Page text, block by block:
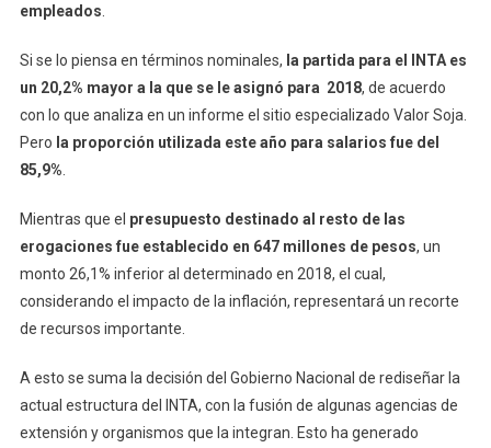
empleados
Si se lo piensa en términos nominales, la partida para el INTA es
un 20,2% mayor a la que se le asignó para 2018, de acuerdo
con lo que analiza en un informe el sitio especializado Valor Soja.
Pero la proporción utilizada este año para salarios fue del
85,9%
Mientras que el presupuesto destinado al resto de las
erogaciones fue establecido en 647 millones de pesos, un
monto 26,1% inferior al determinado en 2018, el cual,
considerando el impacto de la inflación, representará un recorte
de recursos importante.
A esto se suma la decisión del Gobierno Nacional de rediseñar la
actual estructura del INTA, con la fusión de algunas agencias de
extensión y organismos que la integran. Esto ha generado